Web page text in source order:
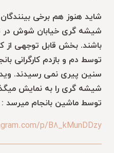
شاید هنوز هم برخی
شیشه گری خیابان شوش در
باشند. بخش قابل توجهی از
توسط دم و بازدم کارگرانی
سنین پیری نمی رسیدند.
شیشه گری را به نمایش
توسط ماشین بانجام میرسد :
p/B8_kMunDDzy/